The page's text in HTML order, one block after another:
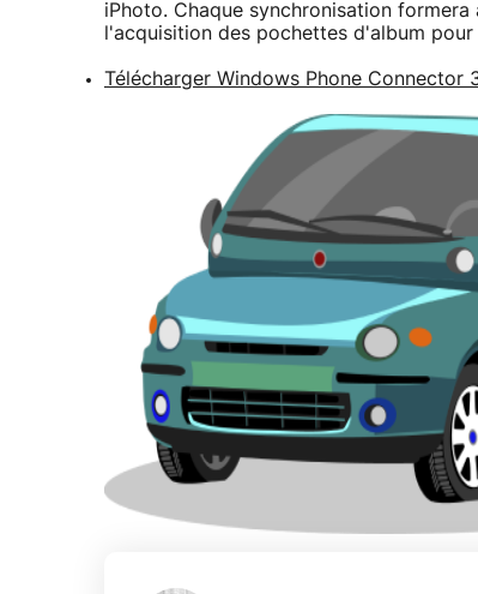
iPhoto. Chaque synchronisation formera
l'acquisition des pochettes d'album
Télécharger Windows Phone Connector